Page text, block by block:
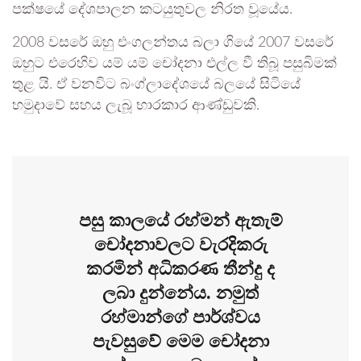
පක්ෂයේ දේශපාලන කටයුතුවල නිරත වූයේය.
2008 වසරේ ඔහු එංගලන්තය බලා ගියේ 2007 වසරේ
ඔහුට එරෙහිව යම් යම් චෝදනා එල්ල වී තිබූ පසුබිමක්
තුළ යි. ඒ වනවිට බංග්ලාදේශයේ බලයේ සිටියේ
හමුදාවේ සහය ලැබූ භාරකාර ආණ්ඩුවකි.
පසු කාලයේ රහ්මන් ඇතැම්
චෝදනාවලට වැරදිකරු
කරමින් අධිකරණ තීන්දු ද
ලබා දුන්නේය. නමුත්
රහ්මාන්ගේ පාර්ශ්වය
පැවසුවේ මෙම චෝදනා